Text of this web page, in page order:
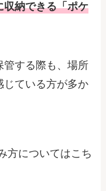
収納できる「ポケ
管する際も、場所
じている方が多か
方についてはこち